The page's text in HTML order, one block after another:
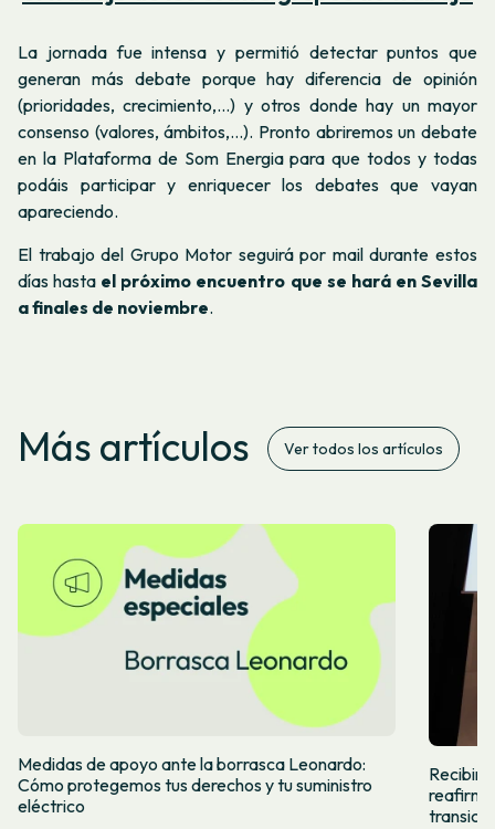
La jornada fue intensa y permitió detectar puntos que
generan más debate porque hay diferencia de opinión
(prioridades, crecimiento,...) y otros donde hay un mayor
consenso (valores, ámbitos,…). Pronto abriremos un debate
en la Plataforma de Som Energia para que todos y todas
podáis participar y enriquecer los debates que vayan
apareciendo.
El trabajo del Grupo Motor seguirá por mail durante estos
días hasta el próximo encuentro que se hará en Sevilla
a finales de noviembre.
Más artículos Ver todos los artículos
Medidas de apoyo ante la borrasca Leonardo:
Cómo protegemos tus derechos y tu suministro
eléctrico